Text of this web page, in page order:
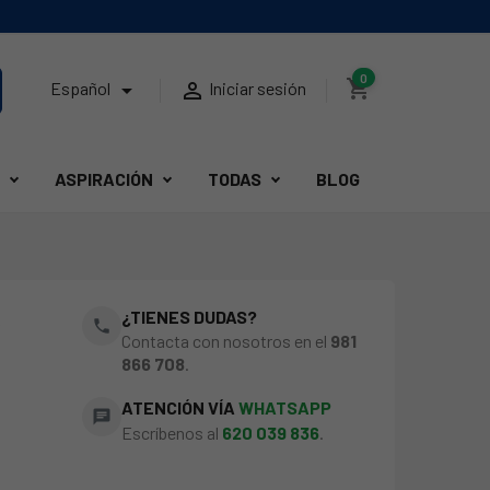
Español   Iniciar sesión shopping_cart
0
ASPIRACIÓN TODAS BLOG
phone
¿TIENES DUDAS?
Contacta con nosotros en el 981
866 708.
chat ATENCIÓN VÍAWHATSAPP
Escríbenos al 620 039 836